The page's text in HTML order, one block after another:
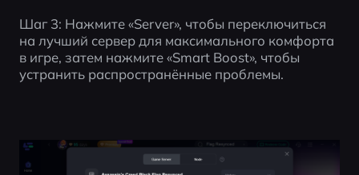
Шаг 3: Нажмите «Server», чтобы переключиться
на лучший сервер для максимального комфорта
в игре, затем нажмите «Smart Boost», чтобы
устранить распространённые проблемы.